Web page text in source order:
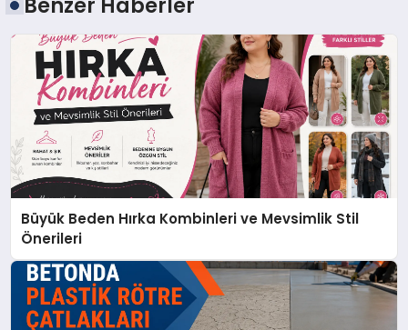
Büyük Beden Hırka Kombinleri ve Mevsimlik Stil
Önerileri